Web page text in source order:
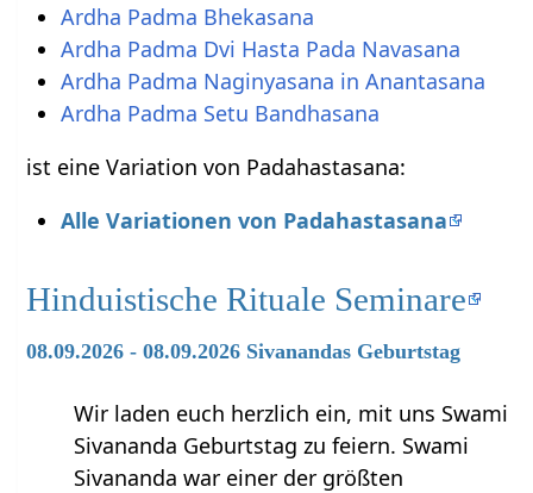
Ardha Padma Bhekasana
Ardha Padma Dvi Hasta Pada Navasana
Ardha Padma Naginyasana in Anantasana
Ardha Padma Setu Bandhasana
ist eine Variation von Padahastasana:
Alle Variationen von Padahastasana
Hinduistische Rituale Seminare
08.09.2026 - 08.09.2026 Sivanandas Geburtstag
Wir laden euch herzlich ein, mit uns Swami
Sivananda Geburtstag zu feiern. Swami
Sivananda war einer der größten